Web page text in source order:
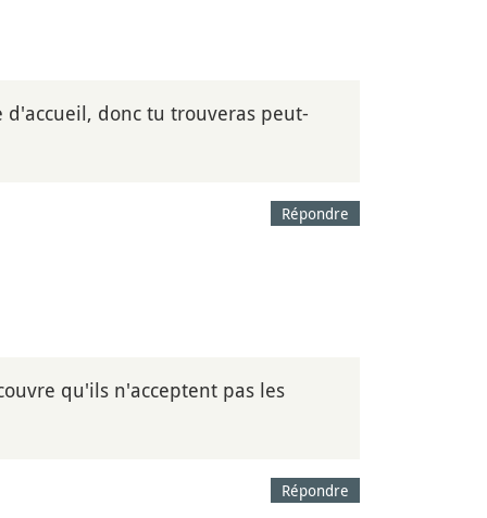
donc tu trouveras peut-
Répondre
qu'ils n'acceptent pas les
Répondre